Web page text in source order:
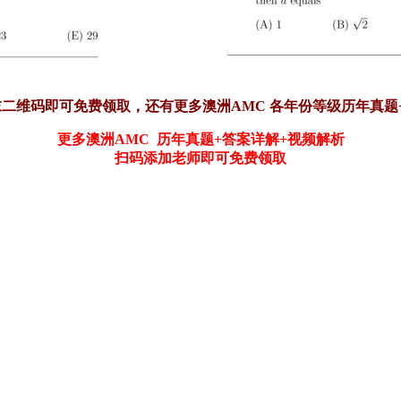
维码即可免费领取，还有更多澳洲AMC 各年份等级历年真题
更多澳洲AMC 历年真题+答案详解+视频解析
扫码添加老师即可免费领取